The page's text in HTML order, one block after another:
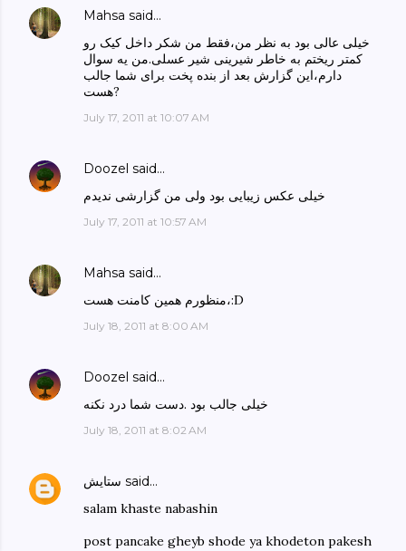
Mahsa said…
خیلی عالی بود به نظر من،فقط من شکر داخل کیک رو
کمتر ریختم به خاطر شیرینی شیر عسلی.من یه سوال
دارم،این گزارش بعد از بنده پخت برای شما جالب
هست?
July 17, 2011 at 10:07 AM
Doozel said…
خیلی عکس زیبایی بود ولی من گزارشی ندیدم
July 17, 2011 at 10:57 AM
Mahsa said…
منظورم همین کامنت هست،:D
July 18, 2011 at 8:00 AM
Doozel said…
خیلی جالب بود .دست شما درد نکنه
July 18, 2011 at 8:02 AM
ستایش said…
salam khaste nabashin
post pancake gheyb shode ya khodeton pakesh